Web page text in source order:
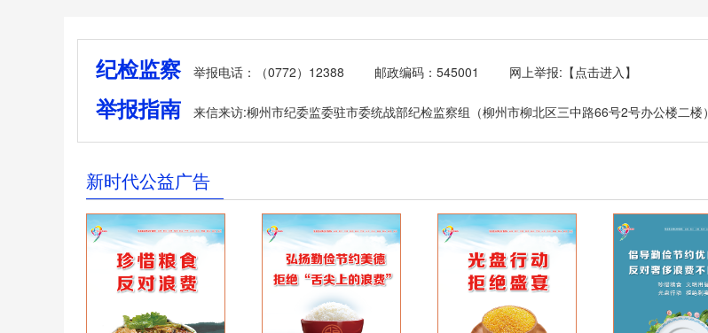
纪检监察 举报电话：（0772）12388 邮政编码：545001 网上举报: 【点击进入】
举报指南 来信来访:柳州市纪委监委驻市委统战部纪检监察组（柳州市柳北区三中路66号2号办公楼二楼）
新时代公益广告